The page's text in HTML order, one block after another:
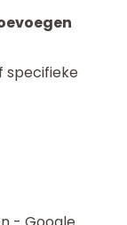
specifieke